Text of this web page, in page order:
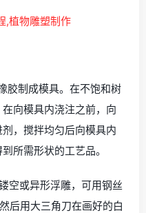
胶制成模具。在不饱和树
向模具内浇注之前，向
，搅拌均匀后向模具内
所需形状的工艺品。
空或异形浮雕，可用钢丝
后用大三角刀在画好的白